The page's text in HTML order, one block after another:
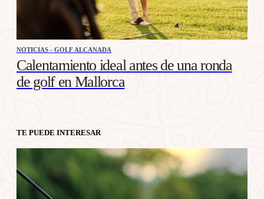
NOTICIAS - GOLF ALCANADA
Calentamiento ideal antes de una ronda
de golf en Mallorca
TE PUEDE INTERESAR